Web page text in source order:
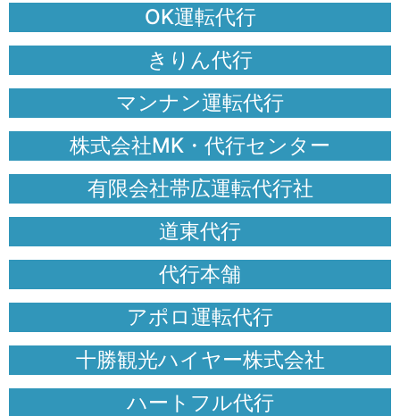
OK運転代行
きりん代行
マンナン運転代行
株式会社MK・代行センター
有限会社帯広運転代行社
道東代行
代行本舗
アポロ運転代行
十勝観光ハイヤー株式会社
ハートフル代行